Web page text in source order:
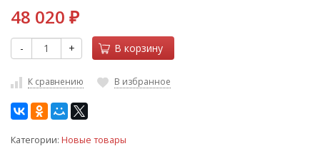
48 020 ₽
- + В корзину
К сравнению В избранное
Категории: Новые товары